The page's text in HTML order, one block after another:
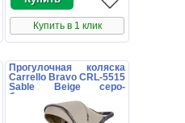
Купить в 1 клик
Прогулочная коляска
Carrello Bravo CRL-5515
Sable Beige серо-
бежевая с чехлом на